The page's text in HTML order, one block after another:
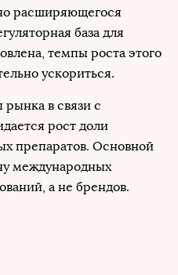
расширяющегося
база для
темпы роста этого
ускориться.
рынка в связи с
рост доли
препаратов. Основной
международных
а не брендов.